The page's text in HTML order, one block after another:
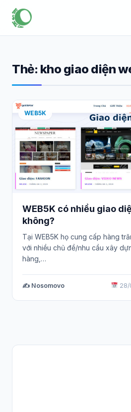
Thẻ: kho giao diện
WEB5K
WEB5K có nhiều giao
không?
Tại WEB5K họ cung cấp hàng
với nhiều chủ đề/nhu cầu xây
hàng,…
✍️ Nosomovo 28/